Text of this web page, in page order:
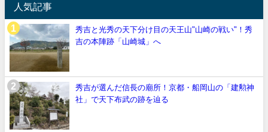
人気記事
秀吉と光秀の天下分け目の天王山"山崎の戦い"！秀
吉の本陣跡「山崎城」へ
秀吉が選んだ信長の廟所！京都・船岡山の「建勲神
社」で天下布武の跡を辿る